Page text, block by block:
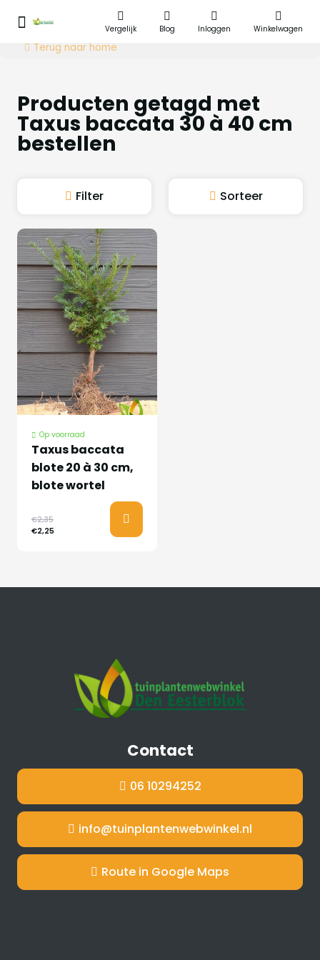
Vergelijk Blog Inloggen Winkelwagen
Terug naar home
Producten getagd met
Taxus baccata 30 à 40 cm
bestellen
Filter Sorteer
Op voorraad
Taxus baccata
blote 20 à 30 cm,
blote wortel
€2,35
€2,25
Contact
06 10294252
info@tuinplantenwebwinkel.nl
Route in Google Maps